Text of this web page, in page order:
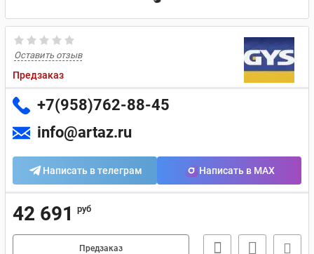
Оставить отзыв
Предзаказ
+7(958)762-88-45
info@artaz.ru
Написать в телеграм Написать в MAX
42 691 руб
Предзаказ